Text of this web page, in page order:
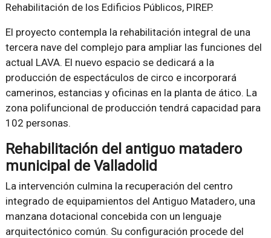
Rehabilitación de los Edificios Públicos, PIREP.
El proyecto contempla la rehabilitación integral de una
tercera nave del complejo para ampliar las funciones del
actual LAVA. El nuevo espacio se dedicará a la
producción de espectáculos de circo e incorporará
camerinos, estancias y oficinas en la planta de ático. La
zona polifuncional de producción tendrá capacidad para
102 personas.
Rehabilitación del antiguo matadero
municipal de Valladolid
La intervención culmina la recuperación del centro
integrado de equipamientos del Antiguo Matadero, una
manzana dotacional concebida con un lenguaje
arquitectónico común. Su configuración procede del